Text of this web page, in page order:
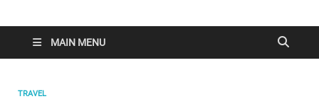
MAIN MENU
TRAVEL